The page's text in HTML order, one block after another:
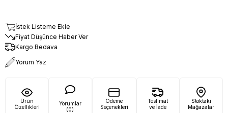
İstek Listeme Ekle
Fiyat Düşünce Haber Ver
Kargo Bedava
Yorum Yaz
Ürün
Özellikleri
Yorumlar
(0)
Ödeme
Seçenekleri
Teslimat
ve İade
Stoktaki
Mağazalar